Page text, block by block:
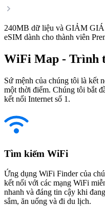
240MB dữ liệu và GIẢM GIÁ
eSIM dành cho thành viên
WiFi Map - Trình
Sứ mệnh của chúng tôi là kết
một thời điểm. Chúng tôi bắt
kết nối Internet số 1.
Tìm kiếm WiFi
Ứng dụng WiFi Finder của
kết nối với các mạng WiFi
nhanh và đáng tin cậy khi
sắm, ăn uống và đi du lịch.